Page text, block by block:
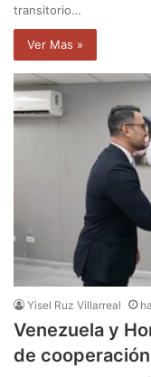
transitorio…
Ver Mas »
Yisel Ruz Villarreal
Venezuela y
de